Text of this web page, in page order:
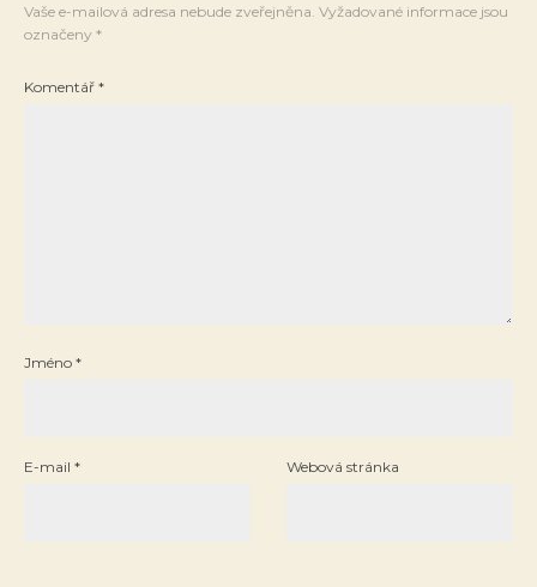
Vaše e-mailová adresa nebude zveřejněna. Vyžadované informace jsou
označeny *
Komentář *
Jméno *
E-mail * Webová stránka